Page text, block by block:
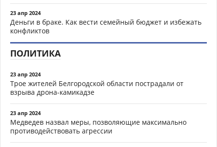
23 апр 2024
Деньги в браке. Как вести семейный бюджет и избежать
конфликтов
ПОЛИТИКА
23 апр 2024
Трое жителей Белгородской области пострадали от
взрыва дрона-камикадзе
23 апр 2024
Медведев назвал меры, позволяющие максимально
противодействовать агрессии